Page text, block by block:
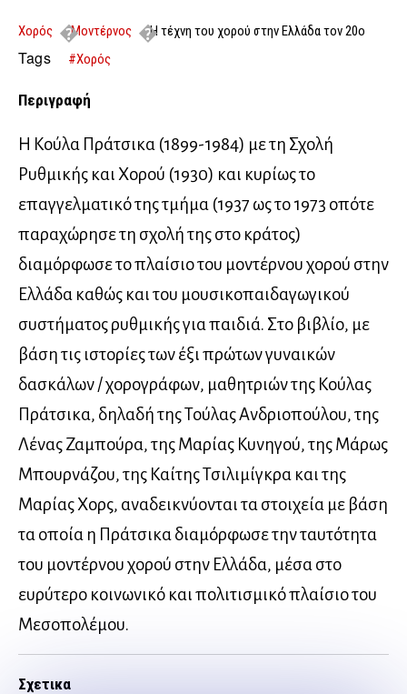
Χορός Μοντέρνος
Η τέχνη του χορού στην Ελλάδα τον 20ο
αιώνα
Tags #Χορός
Περιγραφή
Η Κούλα Πράτσικα (1899-1984) με τη Σχολή
Ρυθμικής και Χορού (1930) και κυρίως το
επαγγελματικό της τμήμα (1937 ως το 1973 οπότε
παραχώρησε τη σχολή της στο κράτος)
διαμόρφωσε το πλαίσιο του μοντέρνου χορού στην
Ελλάδα καθώς και του μουσικοπαιδαγωγικού
συστήματος ρυθμικής για παιδιά. Στο βιβλίο, με
βάση τις ιστορίες των έξι πρώτων γυναικών
δασκάλων / χορογράφων, μαθητριών της Κούλας
Πράτσικα, δηλαδή της Τούλας Ανδριοπούλου, της
Λένας Ζαμπούρα, της Μαρίας Κυνηγού, της Μάρως
Μπουρνάζου, της Καίτης Τσιλιμίγκρα και της
Μαρίας Χορς, αναδεικνύονται τα στοιχεία με βάση
τα οποία η Πράτσικα διαμόρφωσε την ταυτότητα
του μοντέρνου χορού στην Ελλάδα, μέσα στο
ευρύτερο κοινωνικό και πολιτισμικό πλαίσιο του
Μεσοπολέμου.
Σχετικα